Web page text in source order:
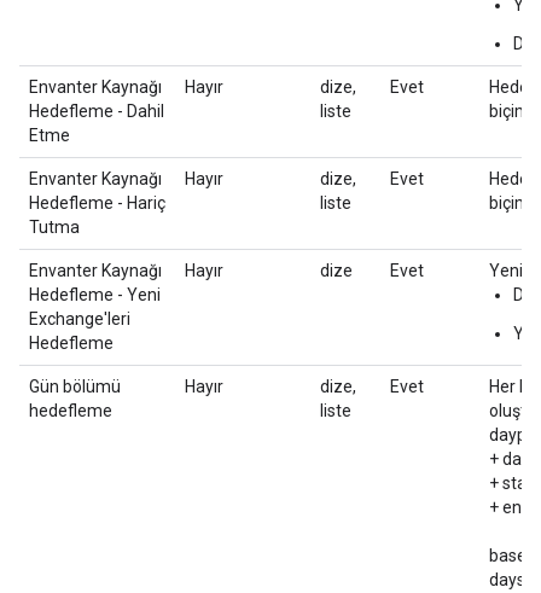
Envanter Kaynağı
Hedefleme - Dahil
Etme
Hayır
dize,
liste
Evet
biçimi
Envanter Kaynağı
Hedefleme - Hariç
Tutma
Hayır
dize,
liste
Evet
biçimi
Envanter Kaynağı
Hedefleme - Yeni
Exchange'leri
Hedefleme
Hayır dize Evet
Yeni
Gün bölümü
hedefleme
Hayır
dize,
liste
Evet
Her
+
+
+ end